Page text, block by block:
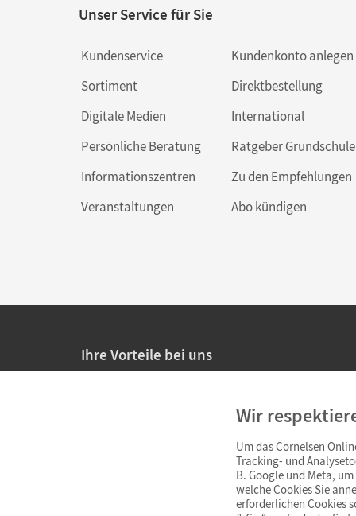
Unser Service für Sie
Kundenservice
Sortiment
Digitale Medien
Persönliche Beratung
Informationszentren
Veranstaltungen
Kundenkonto anlegen
Direktbestellung
International
Ratgeber Grundschule
Zu den Empfehlungen
Abo kündigen
Ihre Vorteile bei uns
Persönliche Angebote für Lehrkräfte
Sicheres Einkaufen mit SSL-Verschlüsselung
Widerrufsfristvon 4 Wochen
Wir
Um das Cornelsen
Tracking- und
B. Google und Meta,
welche Cookies Sie
erforderlichen Cookies